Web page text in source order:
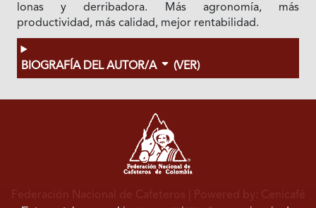
lonas y derribadora. Más agronomía, más
productividad, más calidad, mejor rentabilidad.
BIOGRAFÍA DEL AUTOR/A (VER)
Federación Nacional de Cafeteros | Powered by: Cenicafé